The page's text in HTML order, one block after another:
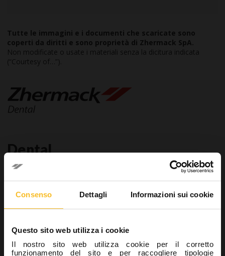
Consenso Dettagli Informazioni sui cookie
Questo sito web utilizza i cookie
Il nostro sito web utilizza cookie per il corretto
funzionamento del sito e per raccogliere tipologie
Tutte le immagini e i documenti che scaricate sono
coperti da diritti e sono proprietà di Zhermack SpA.
Non modificate o usate i materiali senza la dicitura indicata
(“Courtesy of…”).
Dental
Dental
Modelli in gesso
Duplicazione